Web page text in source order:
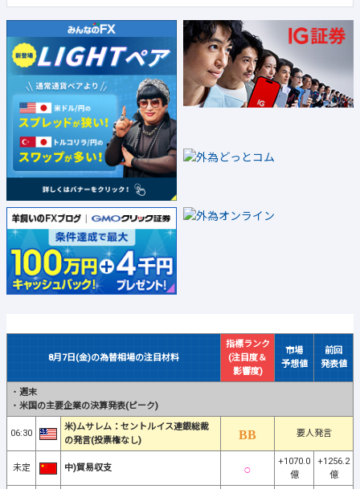
8月7日(金)の為替相場の注目材料
指標ランク
(注目度＆
影響度)
市場
予想値
前回
発表値
・ 週末
・ 米国の主要企業の決算発表(ピーク)
06:30
米)ムサレム：セントルイス連銀総裁
の発言(投票権なし)
要人発言
未定 中)貿易収支
+1070.0
億
+1256.2
億